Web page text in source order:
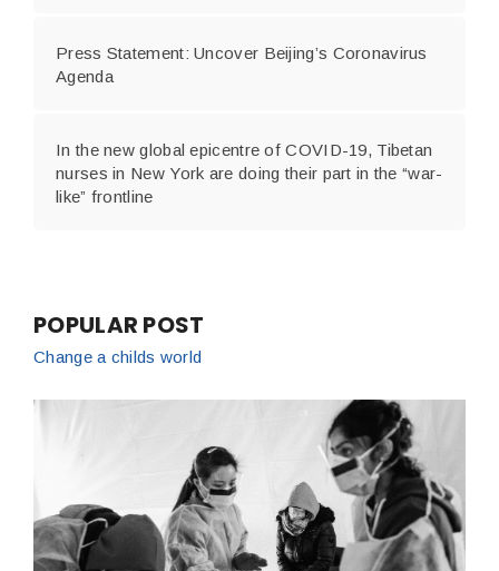
Press Statement: Uncover Beijing’s Coronavirus
Agenda
In the new global epicentre of COVID-19, Tibetan
nurses in New York are doing their part in the “war-
like” frontline
POPULAR POST
Change a childs world